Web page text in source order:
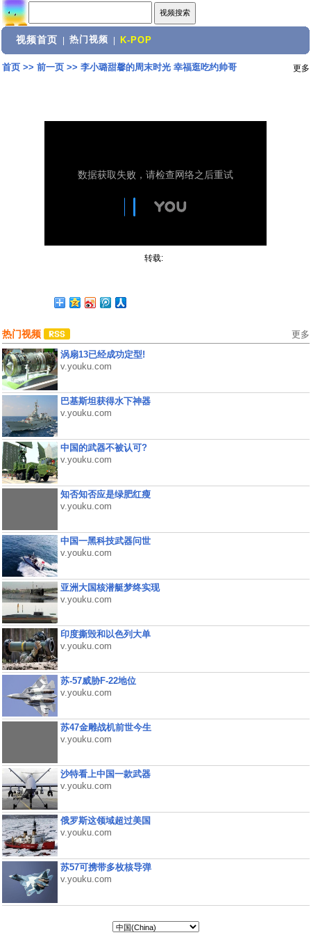
视频首页 热门视频 K-POP
首页>> 前一页>> 李小璐甜馨的周末时光 幸福逛吃约帅哥 更多
转载:
热门视频 更多
涡扇13已经成功定型!
v.youku.com
巴基斯坦获得水下神器
v.youku.com
中国的武器不被认可?
v.youku.com
知否知否应是绿肥红瘦
v.youku.com
中国一黑科技武器问世
v.youku.com
亚洲大国核潜艇梦终实现
v.youku.com
印度撕毁和以色列大单
v.youku.com
苏-57威胁F-22地位
v.youku.com
苏47金雕战机前世今生
v.youku.com
沙特看上中国一款武器
v.youku.com
俄罗斯这领域超过美国
v.youku.com
苏57可携带多枚核导弹
v.youku.com